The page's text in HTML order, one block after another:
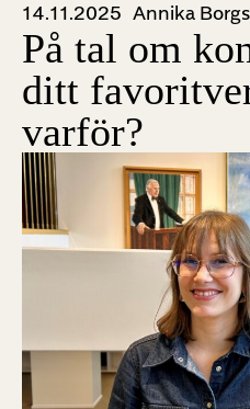
14.11.2025 Annika
På tal om
ditt
varför?